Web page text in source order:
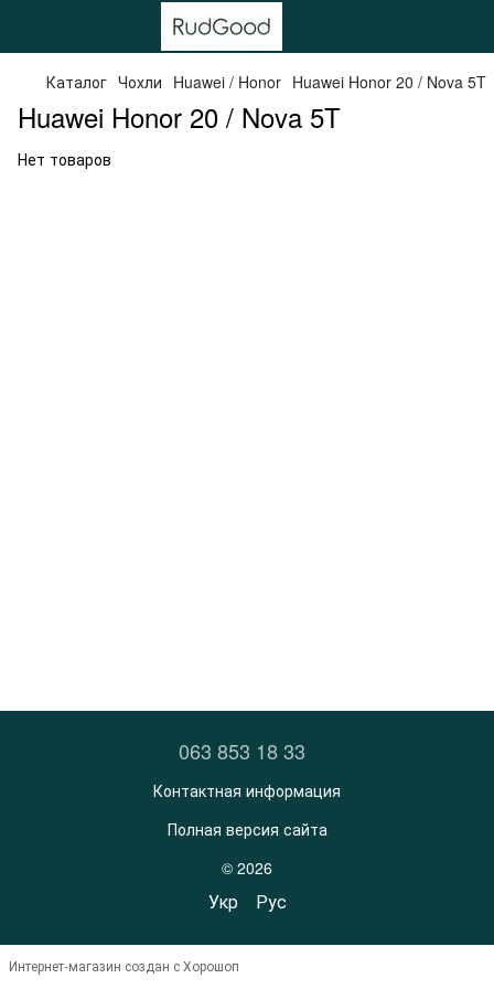
Каталог Чохли Huawei / Honor Huawei Honor 20 / Nova 5T
Huawei Honor 20 / Nova 5T
Нет товаров
063 853 18 33
Контактная информация
Полная версия сайта
© 2026
Укр Рус
Интернет-магазин создан с Хорошоп